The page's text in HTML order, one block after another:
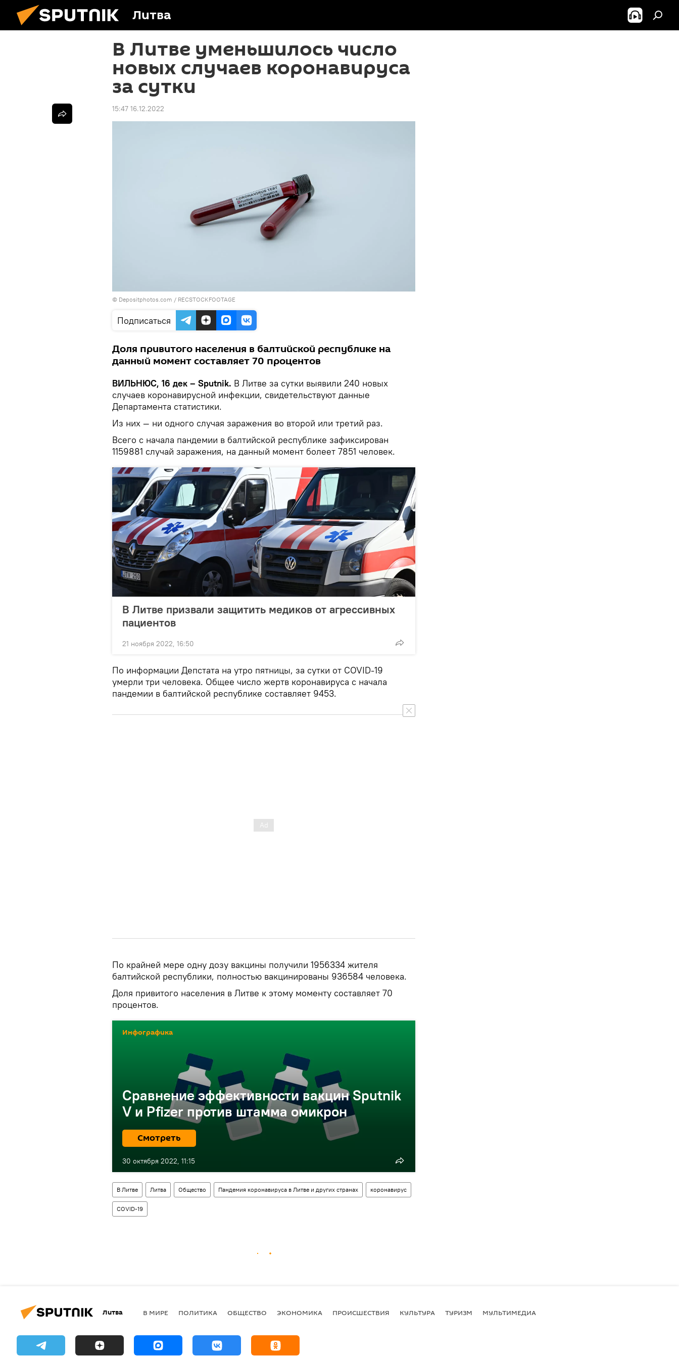
Литва
В Литве уменьшилось число
новых случаев коронавируса
за сутки
15:47 16.12.2022
© Depositphotos.com / RECSTOCKFOOTAGE
Подписаться
Доля привитого населения в балтийской республике на
данный момент составляет 70 процентов
ВИЛЬНЮС, 16 дек – Sputnik. В Литве за сутки выявили 240 новых
случаев коронавирусной инфекции, свидетельствуют данные
Департамента статистики.
Из них — ни одного случая заражения во второй или третий раз.
Всего с начала пандемии в балтийской республике зафиксирован
1159881 случай заражения, на данный момент болеет 7851 человек.
В Литве призвали защитить медиков от агрессивных
пациентов
21 ноября 2022, 16:50
По информации Депстата на утро пятницы, за сутки от COVID-19
умерли три человека. Общее число жертв коронавируса с начала
пандемии в балтийской республике составляет 9453.
По крайней мере одну дозу вакцины получили 1956334 жителя
балтийской республики, полностью вакцинированы 936584 человека.
Доля привитого населения в Литве к этому моменту составляет 70
процентов.
Инфографика
Сравнение эффективности вакцин Sputnik
V и Pfizer против штамма омикрон
Смотреть
30 октября 2022, 11:15
В Литве Литва Общество Пандемия коронавируса в Литве и других странах коронавирус
COVID-19
Литва В МИРЕ ПОЛИТИКА ОБЩЕСТВО ЭКОНОМИКА ПРОИСШЕСТВИЯ КУЛЬТУРА ТУРИЗМ МУЛЬТИМЕДИА